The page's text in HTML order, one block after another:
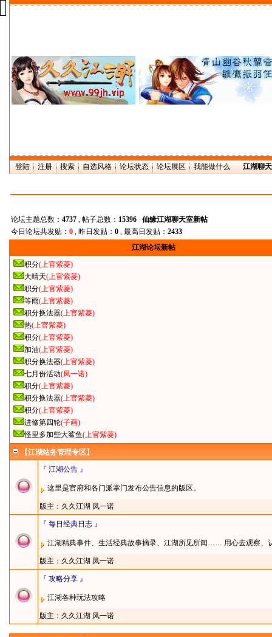
登陆 注册 搜索 自选风格 论坛状态 论坛展区 我能做什么 江湖聊
论坛主题总数： 4737 , 帖子总数： 15396
仙缘江湖聊天室新帖
今日论坛共发贴： 0 , 昨日发贴： 0 , 最高日发贴： 2433
江湖论坛新帖
积分(上官紫菱)
大晴天(上官紫菱)
积分(上官紫菱)
等雨(上官紫菱)
积分换法器(上官紫菱)
热(上官紫菱)
积分(上官紫菱)
加油(上官紫菱)
积分换法器(上官紫菱)
七月份活动(凤一诺)
积分(上官紫菱)
积分换法器(上官紫菱)
积分(上官紫菱)
进修第四轮(子画)
怪里多加些大鲨鱼(上官紫菱)
【江湖站务管理专区】
『 江湖公告 』
这里是官府和各门派掌门发布公告信息的版区。
版主： 久久江湖 凤一诺
『 每日经典日志 』
江湖精典事件、生活经典故事摘录、江湖所见所闻…… 用心去观察、
版主： 久久江湖 凤一诺
『 攻略分享 』
江湖各种玩法攻略
版主： 久久江湖 凤一诺